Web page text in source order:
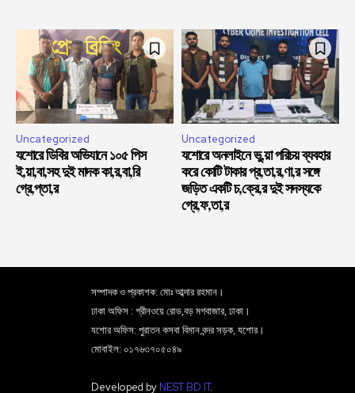
Uncategorized
যশোরে ডিবির অভিযানে ১০৫ পিস
ই,য়া,বা,সহ দুই মাদক কা,র,বা,রি
গ্রে,প্তা,র
Uncategorized
যশোরে অনলাইনে ভু,য়া পরিচয় ব্যবহার
করে কোটি টাকার প্র,তা,র,ণা,র সঙ্গে
জড়িত একটি চ,ক্রে,র দুই সদস্যকে
গ্রে,ফ,তা,র
সম্পাদক ও প্রকাশক: মোঃ আব্দার রহমান।
ঢাকা অফিস : গ্রীনওয়ে রোড,বড় মগবাজার, ঢাকা।
যশোর অফিস: পুরাতন কসবা বিমান বন্দর সড়ক, যশোর।
মোবাইল: ০১৭৬৩৭০৫০৪৯
Developed by NEST BD IT.